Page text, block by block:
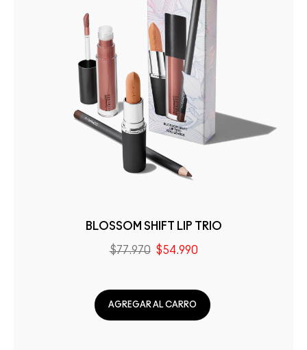
BLOSSOM SHIFT LIP TRIO
$77.970 $54.990
AGREGAR AL CARRO